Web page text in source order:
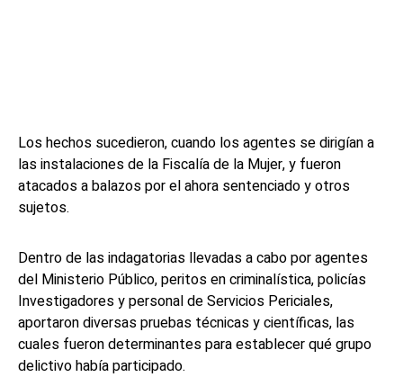
Los hechos sucedieron, cuando los agentes se dirigían a
las instalaciones de la Fiscalía de la Mujer, y fueron
atacados a balazos por el ahora sentenciado y otros
sujetos.
Dentro de las indagatorias llevadas a cabo por agentes
del Ministerio Público, peritos en criminalística, policías
Investigadores y personal de Servicios Periciales,
aportaron diversas pruebas técnicas y científicas, las
cuales fueron determinantes para establecer qué grupo
delictivo había participado.